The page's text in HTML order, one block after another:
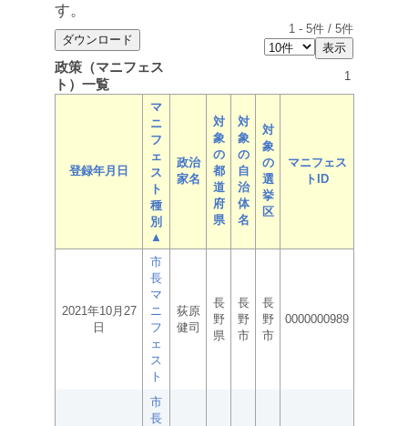
す。
1 - 5件 / 5件
政策（マニフェス
ト）一覧
1
登録年月日
マ
ニ
フ
ェ
ス
ト
種
別
▲
政治
家名
対
象
の
都
道
府
県
対
象
の
自
治
体
名
対
象
の
選
挙
区
マニフェス
トID
2021年10月27
日
市
長
マ
ニ
フ
ェ
ス
ト
荻原
健司
長
野
県
長
野
市
長
野
市
0000000989
市
長